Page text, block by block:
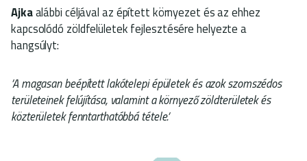
Ajkaalábbi céljával az épített környezet és az ehhez
kapcsolódó zöldfelületek fejlesztésére helyezte a
hangsúlyt:
’A magasan beépített lakótelepi épületek és azok szomszédos
területeinek felújítása, valamint a környező zöldterületek és
közterületek fenntarthatóbbá tétele.’